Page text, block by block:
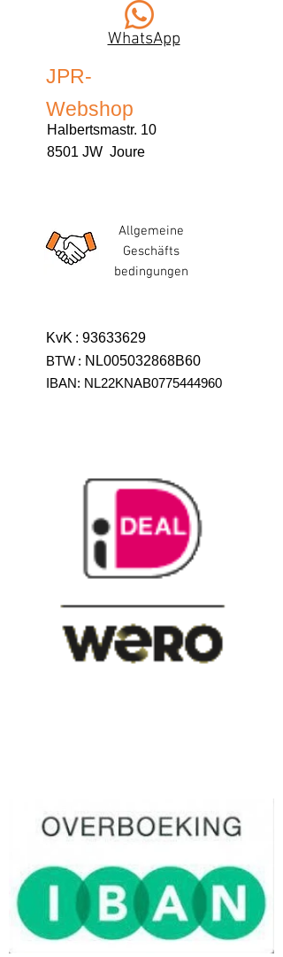
WhatsApp
JPR-
Webshop
Halbertsmastr. 10
8501 JW Joure
Allgemeine
Geschäfts
bedingungen
KvK : 93633629
BTW : NL005032868B60
IBAN: NL22KNAB0775444960